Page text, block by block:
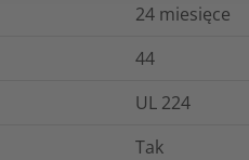
24 miesięce
44
UL 224
Tak